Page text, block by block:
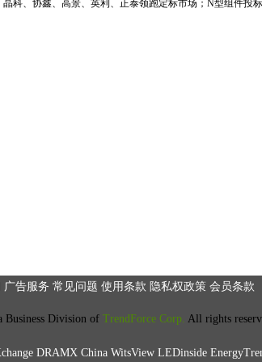
科、协鑫、高景、英利、正泰领跑定标市场；N型组件投标
广告服务 常见问题 使用条款 隐私权政策 会员条款
Business Division of TrendForce Corp. All rights
DRAMX China WitsView LEDinside